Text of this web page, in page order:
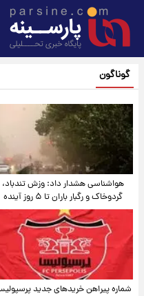
گوناگون
هواشناسی هشدار داد: وزش تندباد،
گردوخاک و رگبار باران تا ۵ روز آینده
شماره پیراهن خریدهای جدید